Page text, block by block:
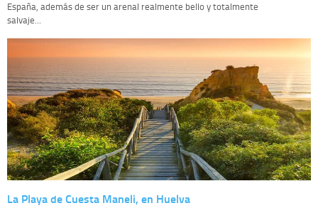
España, además de ser un arenal realmente bello y totalmente
salvaje...
La Playa de Cuesta Maneli, en Huelva